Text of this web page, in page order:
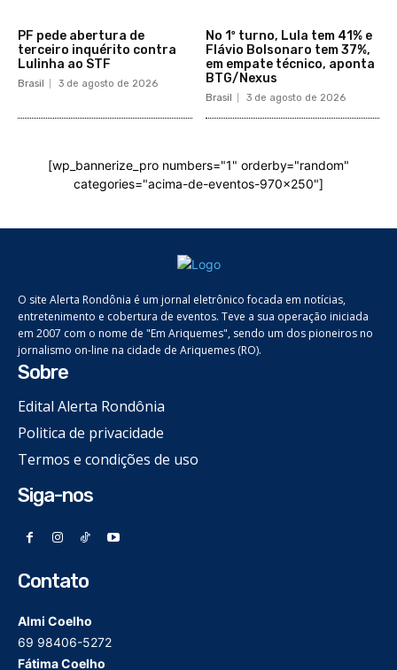
PF pede abertura de
terceiro inquérito contra
Lulinha ao STF
Brasil 3 de agosto de 2026
No 1º turno, Lula tem 41% e
Flávio Bolsonaro tem 37%,
em empate técnico, aponta
BTG/Nexus
Brasil 3 de agosto de 2026
[wp_bannerize_pro numbers="1" orderby="random"
categories="acima-de-eventos-970x250"]
O site Alerta Rondônia é um jornal eletrônico focada em notícias,
entretenimento e cobertura de eventos. Teve a sua operação iniciada
em 2007 com o nome de "Em Ariquemes", sendo um dos pioneiros no
jornalismo on-line na cidade de Ariquemes (RO).
Sobre
Edital Alerta Rondônia
Politica de privacidade
Termos e condições de uso
Siga-nos
Contato
Almi Coelho
69 98406-5272
Fátima Coelho